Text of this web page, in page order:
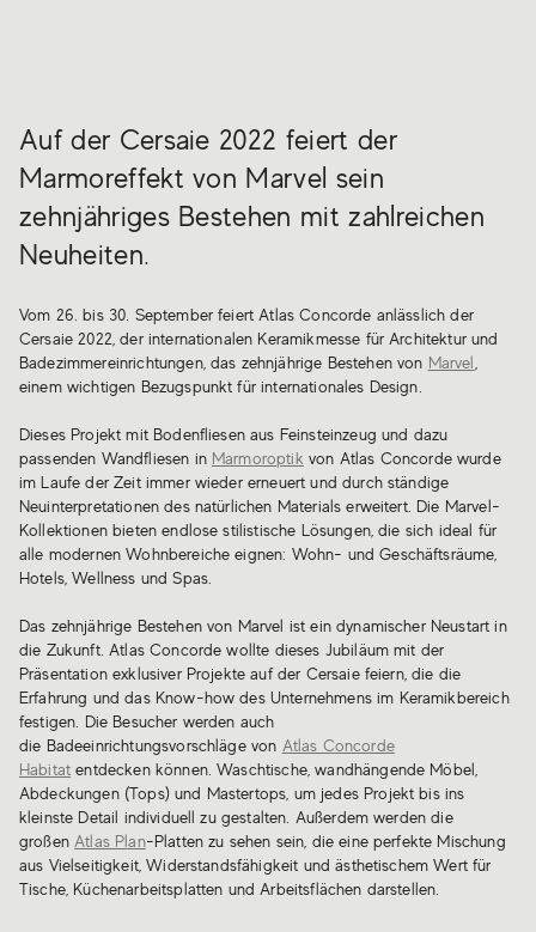
Auf der Cersaie 2022 feiert der
Marmoreffekt von Marvel sein
zehnjähriges Bestehen mit zahlreichen
Neuheiten.
Vom 26. bis 30. September feiert Atlas Concorde anlässlich der
Cersaie 2022, der internationalen Keramikmesse für Architektur und
Badezimmereinrichtungen, das zehnjährige Bestehen von Marvel
einem wichtigen Bezugspunkt für internationales Design.
Dieses Projekt mit Bodenfliesen aus Feinsteinzeug und dazu
passenden Wandfliesen in Marmoroptik von Atlas Concorde wurde
im Laufe der Zeit immer wieder erneuert und durch ständige
Neuinterpretationen des natürlichen Materials erweitert. Die Marvel-
Kollektionen bieten endlose stilistische Lösungen, die sich ideal für
alle modernen Wohnbereiche eignen: Wohn- und Geschäftsräume,
Hotels, Wellness und Spas.
Das zehnjährige Bestehen von Marvel ist ein dynamischer Neustart in
die Zukunft. Atlas Concorde wollte dieses Jubiläum mit der
Präsentation exklusiver Projekte auf der Cersaie feiern, die die
Erfahrung und das Know-how des Unternehmens im Keramikbereich
festigen. Die Besucher werden auch
die Badeeinrichtungsvorschläge von Atlas Concorde
Habitat entdecken können. Waschtische, wandhängende Möbel,
Abdeckungen (Tops) und Mastertops, um jedes Projekt bis ins
kleinste Detail individuell zu gestalten. Außerdem werden die
großen Atlas Plan-Platten zu sehen sein, die eine perfekte Mischung
aus Vielseitigkeit, Widerstandsfähigkeit und ästhetischem Wert für
Tische, Küchenarbeitsplatten und Arbeitsflächen darstellen.